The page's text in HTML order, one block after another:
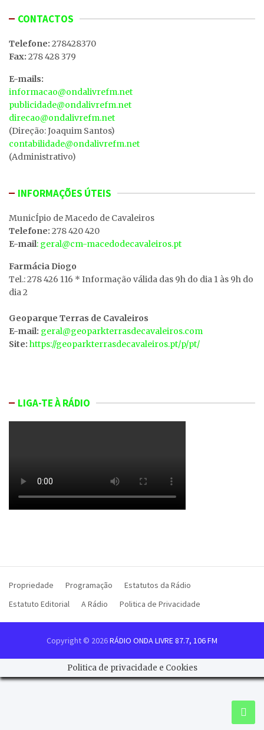
CONTACTOS
Telefone: 278428370
Fax: 278 428 379
E-mails:
informacao@ondalivrefm.net
publicidade@ondalivrefm.net
direcao@ondalivrefm.net
(Direção: Joaquim Santos)
contabilidade@ondalivrefm.net
(Administrativo)
INFORMAÇÕES ÚTEIS
MunicÍpio de Macedo de Cavaleiros
Telefone: 278 420 420
E-mail: geral@cm-macedodecavaleiros.pt
Farmácia Diogo
Tel.: 278 426 116 * Informação válida das 9h do dia 1 às 9h do
dia 2
Geoparque Terras de Cavaleiros
E-mail: geral@geoparkterrasdecavaleiros.com
Site: https://geoparkterrasdecavaleiros.pt/p/pt/
LIGA-TE À RÁDIO
Propriedade Programação
Estatutos da Rádio
Estatuto Editorial
A Rádio Politica de Privacidade
Copyright © 2026RÁDIO ONDA LIVRE 87.7, 106 FM
Politica de privacidade e Cookies